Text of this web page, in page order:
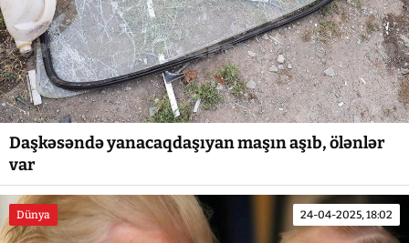
Daşkəsəndə yanacaqdaşıyan maşın aşıb, ölənlər
var
Dünya 24-04-2025, 18:02